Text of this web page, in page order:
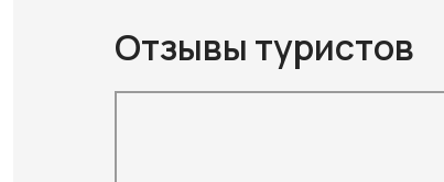
Отзывы туристов